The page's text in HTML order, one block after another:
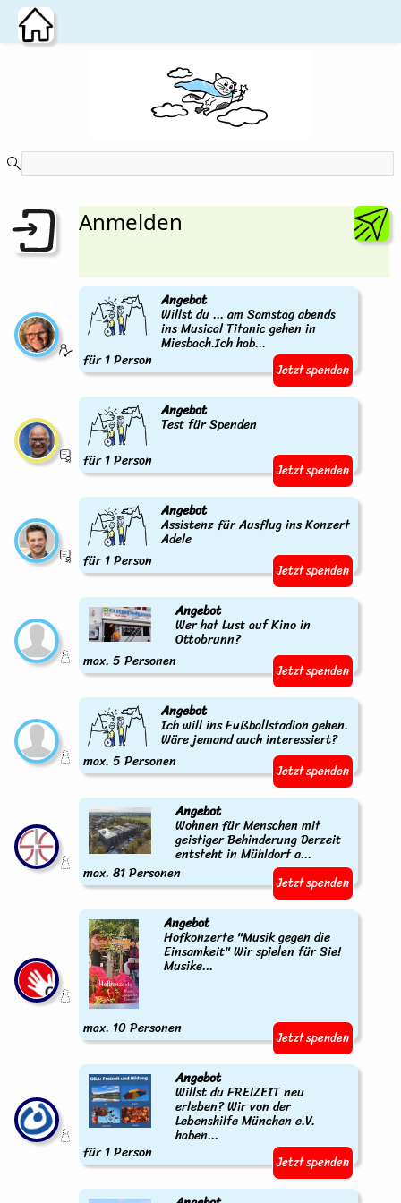
Zum Hauptinhalt wechseln
Anmelden
Angebot
Willst du ... am Samstag abends
ins Musical Titanic gehen in
Miesbach.Ich hab...
für 1 Person Jetzt spenden
Angebot
Test für Spenden
für 1 Person
Jetzt spenden
Angebot
Assistenz für Ausflug ins Konzert
Adele
für 1 Person
Jetzt spenden
Angebot
Wer hat Lust auf Kino in
Ottobrunn?
max. 5 Personen
Jetzt spenden
Angebot
Ich will ins Fußballstadion gehen.
Wäre jemand auch interessiert?
max. 5 Personen
Jetzt spenden
Angebot
Wohnen für Menschen mit
geistiger Behinderung Derzeit
entsteht in Mühldorf a...
max. 81 Personen
Jetzt spenden
Angebot
Hofkonzerte "Musik gegen die
Einsamkeit" Wir spielen für Sie!
Musike...
max. 10 Personen Jetzt spenden
Angebot
Willst du FREIZEIT neu
erleben? Wir von der
Lebenshilfe München e.V.
haben...
für 1 Person Jetzt spenden